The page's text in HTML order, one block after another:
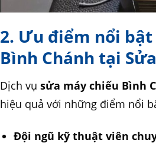
2. Ưu điểm nổi
Bình Chánh tại
Dịch vụsửa máy chiếu Bình
hiệu quả với những điểm nổi
Đội ngũ kỹ thuật viên